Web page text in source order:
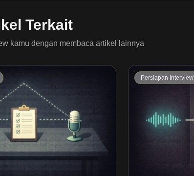
Terkait
kamu dengan membaca artikel lainnya
Persiapan Interview